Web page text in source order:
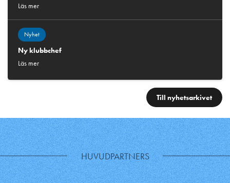
Läs mer
Nyhet
Ny klubbchef
Läs mer
Till nyhetsarkivet
HUVUDPARTNERS